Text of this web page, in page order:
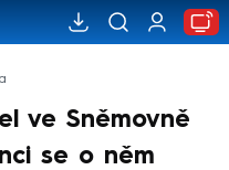
ve Sněmovně
se o něm